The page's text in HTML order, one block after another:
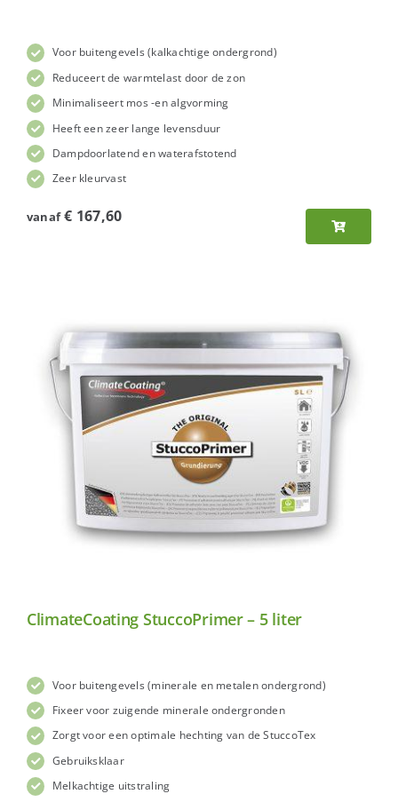
Voor buitengevels (kalkachtige ondergrond)
Reduceert de warmtelast door de zon
Minimaliseert mos -en algvorming
Heeft een zeer lange levensduur
Dampdoorlatend en waterafstotend
Zeer kleurvast
vanaf € 167,60
ClimateCoating StuccoPrimer – 5 liter
Voor buitengevels (minerale en metalen ondergrond)
Fixeer voor zuigende minerale ondergronden
Zorgt voor een optimale hechting van de StuccoTex
Gebruiksklaar
Melkachtige uitstraling